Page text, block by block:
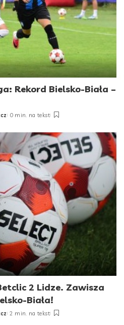
Rekord Bielsko-Biała –
0 min. na tekst
2 Lidze. Zawisza
Biała!
2 min. na tekst